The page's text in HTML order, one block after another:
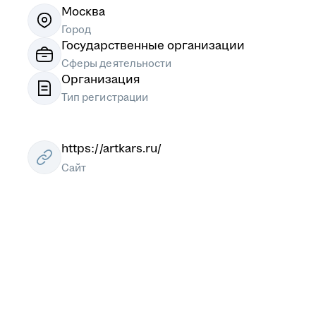
Москва
Город
Государственные организации
Сферы деятельности
Организация
Тип регистрации
https://artkars.ru/
Сайт